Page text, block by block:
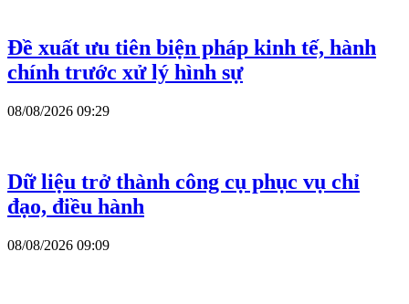
Đề xuất ưu tiên biện pháp kinh tế, hành
chính trước xử lý hình sự
08/08/2026 09:29
Dữ liệu trở thành công cụ phục vụ chỉ
đạo, điều hành
08/08/2026 09:09